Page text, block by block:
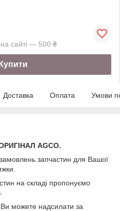
сайті — 500 ₴
Купити
Доставка Оплата Умови
AGCO.
запчастин для Вашої
на складі пропонуємо
можете надсилати за